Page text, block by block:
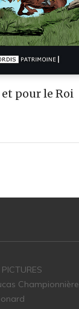
et pour le Roi
Championnière